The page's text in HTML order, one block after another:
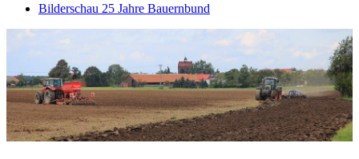
Bilderschau 25 Jahre Bauernbund